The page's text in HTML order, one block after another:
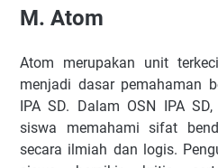
M. Atom
Atom merupakan unit
menjadi dasar pemahaman
IPA SD. Dalam OSN IPA
siswa memahami sifat
secara ilmiah dan logis.